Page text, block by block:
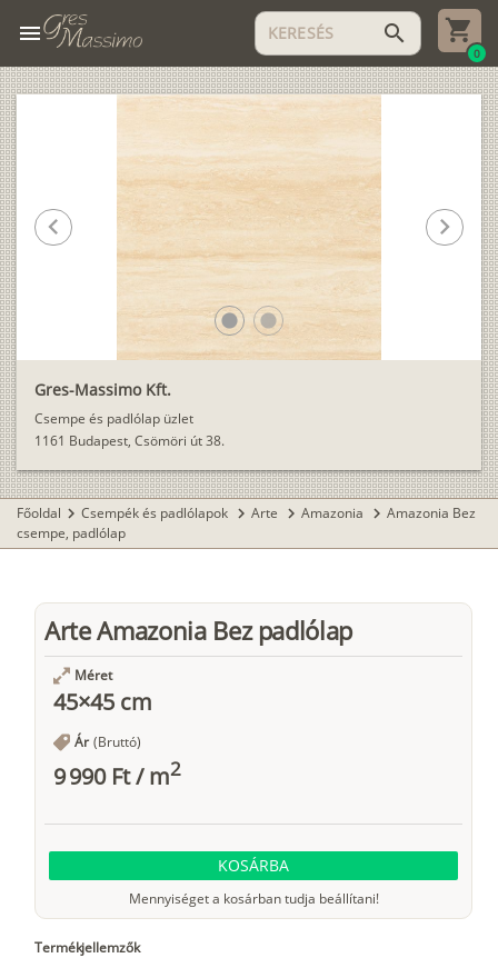
menu search
0
Gres-Massimo Kft.
Csempe és padlólap üzlet
1161 Budapest, Csömöri út 38.
lens lens
chevron_left chevron_right
Főoldal chevron_right Csempék és padlólapok chevron_right Arte chevron_right Amazonia chevron_right Amazonia Bez
csempe, padlólap
Arte Amazonia Bez padlólap
Méret
45×45 cm
Ár (Bruttó)
9 990 Ft/m2
KOSÁRBA
Mennyiséget a kosárban tudja beállítani!
Termékjellemzők